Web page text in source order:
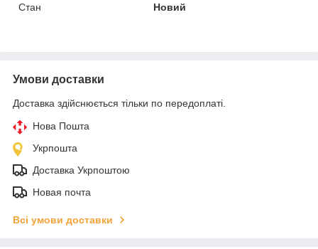
Стан
Новий
Умови доставки
Доставка здійснюється тільки по передоплаті.
Нова Пошта
Укрпошта
Доставка Укрпоштою
Новая почта
Всі умови доставки